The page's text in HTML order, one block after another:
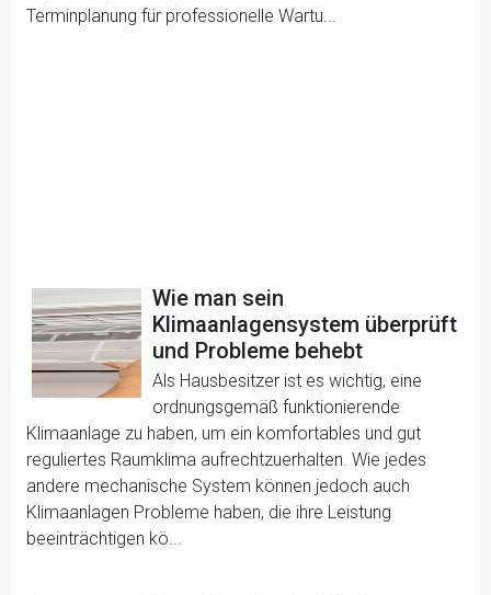
Terminplanung für professionelle Wartu...
Wie man sein
Klimaanlagensystem überprüft
und Probleme behebt
Als Hausbesitzer ist es wichtig, eine
ordnungsgemäß funktionierende
Klimaanlage zu haben, um ein komfortables und gut
reguliertes Raumklima aufrechtzuerhalten. Wie jedes
andere mechanische System können jedoch auch
Klimaanlagen Probleme haben, die ihre Leistung
beeinträchtigen kö...